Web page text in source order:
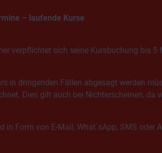
– laufende Kurse
verpflichtet sich seine Kursbuchung bis 5
in dringenden Fällen abgesagt werden
Dies gilt auch bei Nichterscheinen,
Form von E-Mail, What´sApp, SMS